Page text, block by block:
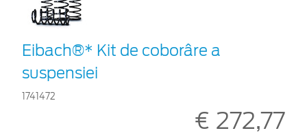
Eibach®* Kit de coborâre a
suspensiei
1741472
€ 272,77